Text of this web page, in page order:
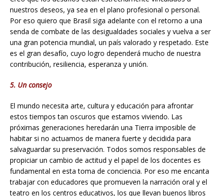
nuestros deseos, ya sea en el plano profesional o personal.
Por eso quiero que Brasil siga adelante con el retorno a una
senda de combate de las desigualdades sociales y vuelva a ser
una gran potencia mundial, un país valorado y respetado. Este
es el gran desafío, cuyo logro dependerá mucho de nuestra
contribución, resiliencia, esperanza y unión.
5. Un consejo
El mundo necesita arte, cultura y educación para afrontar
estos tiempos tan oscuros que estamos viviendo. Las
próximas generaciones heredarán una Tierra imposible de
habitar si no actuamos de manera fuerte y decidida para
salvaguardar su preservación. Todos somos responsables de
propiciar un cambio de actitud y el papel de los docentes es
fundamental en esta toma de conciencia. Por eso me encanta
trabajar con educadores que promueven la narración oral y el
teatro en los centros educativos, los que llevan buenos libros